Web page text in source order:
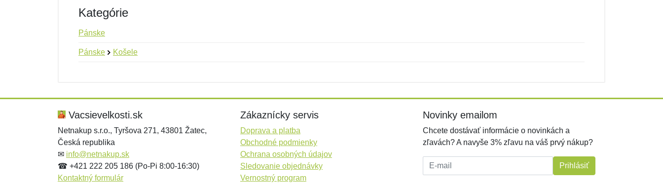
Kategórie
Pánske
Pánske Košele
Správa*
Správa*
Vacsievelkosti.sk
Netnakup s.r.o., Tyršova 271, 43801 Žatec,
Česká republika
✉ info@netnakup.sk
☎ +421 222 205 186 (Po-Pi 8:00-16:30)
Kontaktný formulár
Zákaznícky servis
Doprava a platba
Obchodné podmienky
Ochrana osobných údajov
Sledovanie objednávky
Vernostný program
Novinky emailom
Chcete dostávať informácie o novinkách a
zľavách? A navyše 3% zľavu na váš prvý nákup?
E-mail: Prihlásiť